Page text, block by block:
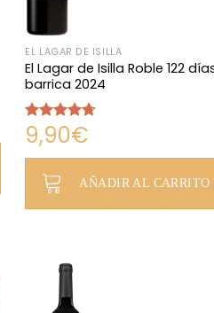
EL LAGAR DE ISILLA
El Lagar de Isilla Roble 122
barrica 2024
Valorado
con4.66
de 5
9,90€
AÑADIR AL CARRITO